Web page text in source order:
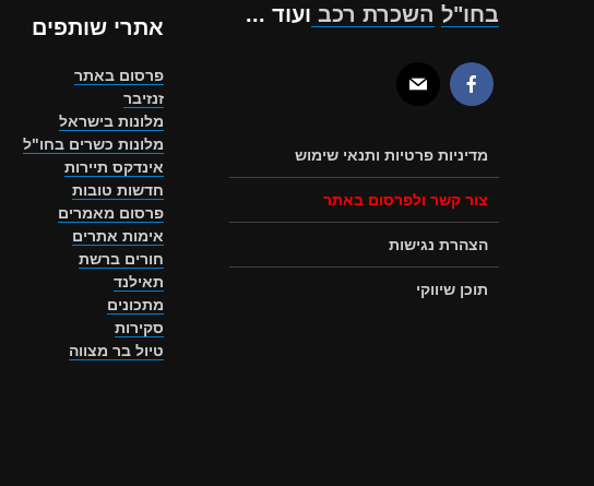
בחו"ל השכרת רכב ועוד ...
מדיניות פרטיות ותנאי שימוש
צור קשר ולפרסום באתר
הצהרת נגישות
תוכן שיווקי
אתרי שותפים
פרסום באתר
זנזיבר
מלונות בישראל
מלונות כשרים בחו"ל
אינדקס תיירות
חדשות טובות
פרסום מאמרים
אימות אתרים
חורים ברשת
תאילנד
מתכונים
סקירות
טיול בר מצווה